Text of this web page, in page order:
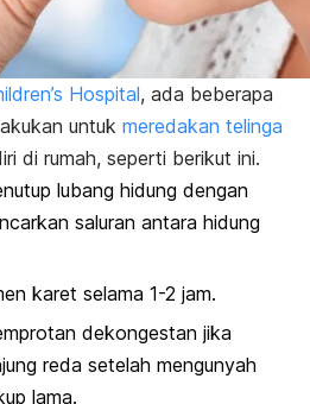
Hospital, ada beberapa
untuk meredakan telinga
di rumah, seperti berikut ini.
lubang hidung dengan
saluran antara hidung
karet selama 1-2 jam.
dekongestan jika
reda setelah mengunyah
lama.